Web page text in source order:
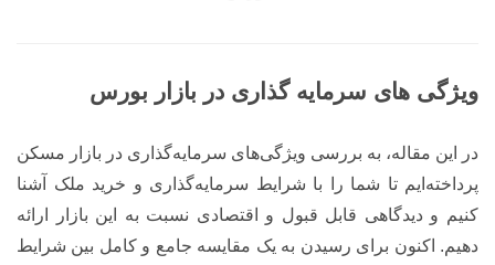
ویژگی های سرمایه گذاری در بازار بورس
در این مقاله، به بررسی ویژگی‌های سرمایه‌گذاری در بازار مسکن
پرداخته‌ایم تا شما را با شرایط سرمایه‌گذاری و خرید ملک آشنا
کنیم و دیدگاهی قابل قبول و اقتصادی نسبت به این بازار ارائه
دهیم. اکنون برای رسیدن به یک مقایسه جامع و کامل بین شرایط